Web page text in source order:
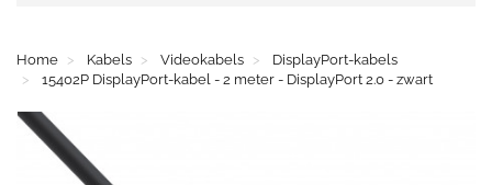
Home Kabels Videokabels
DisplayPort-kabels
15402P DisplayPort-kabel - 2 meter - DisplayPort 2.0 - zwart